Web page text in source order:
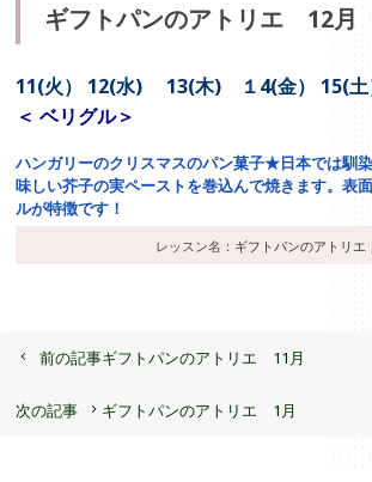
ギフトパンのアトリエ 12月
11(火） 12(水) 13(木) １4(金） 15(土
＜ ベリグル＞
ハンガリーのクリスマスのパン菓子★日本では馴
味しい芥子の実ペーストを巻込んで焼きます。表
ルが特徴です！
レッスン名： ギフトパンのアトリエ
前の記事ギフトパンのアトリエ 11月
次の記事 ギフトパンのアトリエ 1月